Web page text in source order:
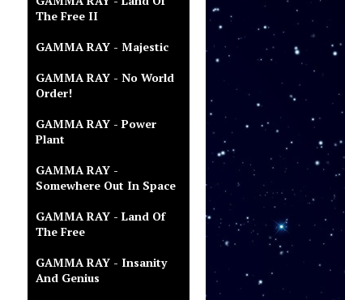
The Free II
GAMMA RAY - Majestic
GAMMA RAY - No World
Order!
GAMMA RAY - Power
Plant
GAMMA RAY -
Somewhere Out In Space
GAMMA RAY - Land Of
The Free
GAMMA RAY - Insanity
And Genius